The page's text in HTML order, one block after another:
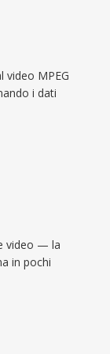
artista,
scelta
video MPEG
i dati
video — la
in pochi